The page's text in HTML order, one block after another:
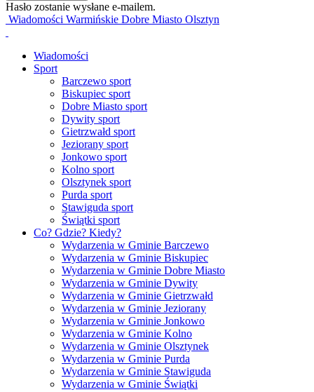
Hasło zostanie wysłane e-mailem.
Wiadomości Warmińskie Dobre Miasto Olsztyn
Wiadomości
Sport
Barczewo sport
Biskupiec sport
Dobre Miasto sport
Dywity sport
Gietrzwałd sport
Jeziorany sport
Jonkowo sport
Kolno sport
Olsztynek sport
Purda sport
Stawiguda sport
Świątki sport
Co? Gdzie? Kiedy?
Wydarzenia w Gminie Barczewo
Wydarzenia w Gminie Biskupiec
Wydarzenia w Gminie Dobre Miasto
Wydarzenia w Gminie Dywity
Wydarzenia w Gminie Gietrzwałd
Wydarzenia w Gminie Jeziorany
Wydarzenia w Gminie Jonkowo
Wydarzenia w Gminie Kolno
Wydarzenia w Gminie Olsztynek
Wydarzenia w Gminie Purda
Wydarzenia w Gminie Stawiguda
Wydarzenia w Gminie Świątki